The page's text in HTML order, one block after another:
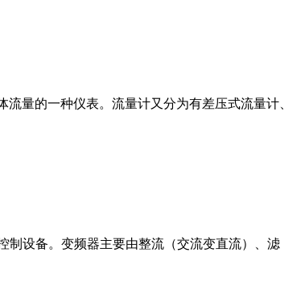
量的一种仪表。流量计又分为有差压式流量计、
制设备。变频器主要由整流（交流变直流）、滤